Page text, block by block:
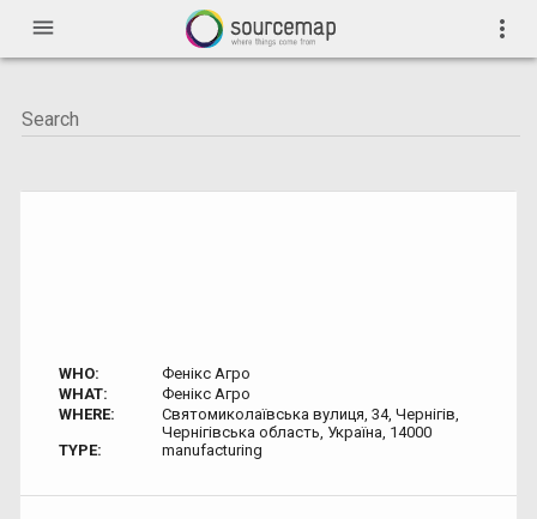
menu more_vert
WHO:
Фенікс Агро
WHAT:
Фенікс Агро
WHERE:
Святомиколаївська вулиця, 34, Чернігів,
Чернігівська область, Україна, 14000
TYPE:
manufacturing